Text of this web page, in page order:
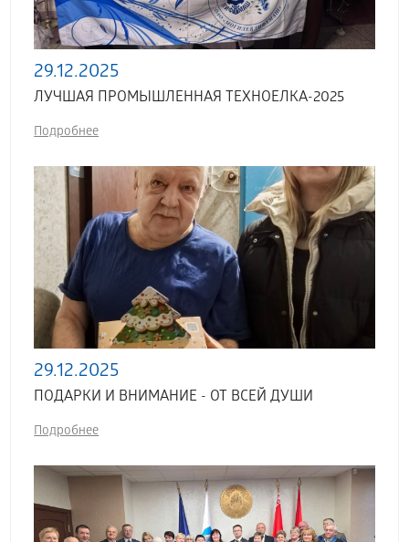
29.12.2025
ЛУЧШАЯ ПРОМЫШЛЕННАЯ ТЕХНОЕЛКА-2025
Подробнее
29.12.2025
ПОДАРКИ И ВНИМАНИЕ - ОТ ВСЕЙ ДУШИ
Подробнее